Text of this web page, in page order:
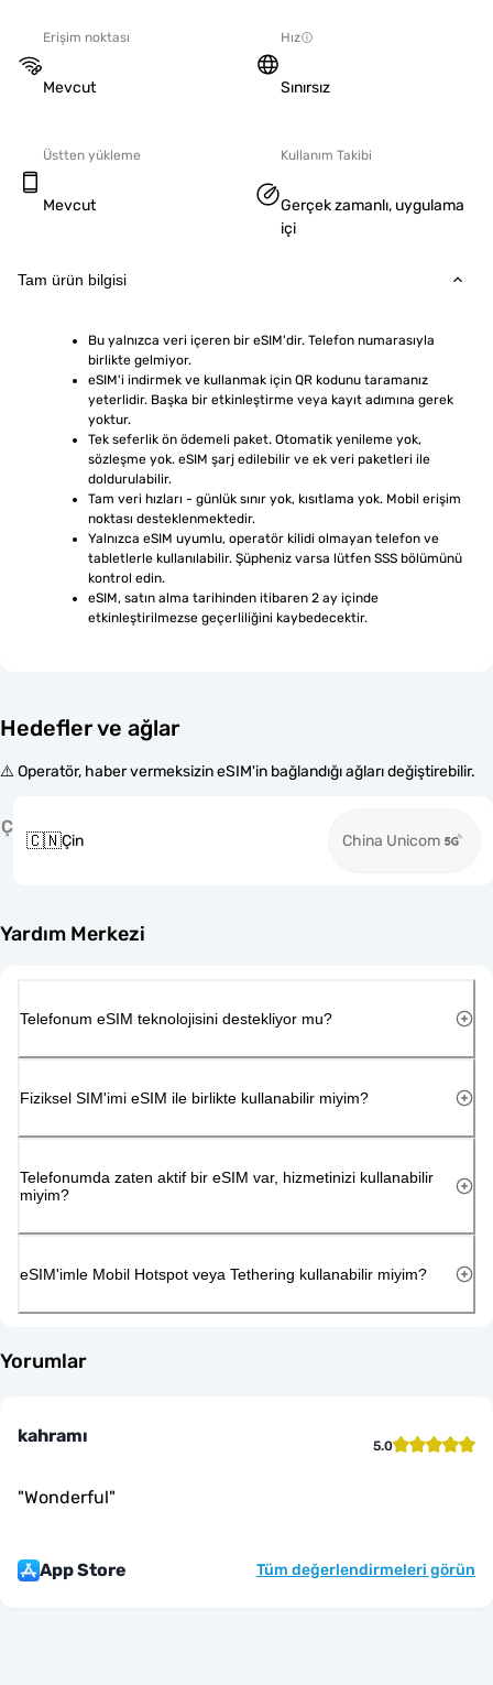
Erişim noktası
Mevcut
Hız
Sınırsız
Üstten yükleme
Mevcut
Kullanım Takibi
Gerçek zamanlı, uygulama
içi
Tam ürün bilgisi
Bu yalnızca veri içeren bir eSIM'dir. Telefon numarasıyla
birlikte gelmiyor.
eSIM'i indirmek ve kullanmak için QR kodunu taramanız
yeterlidir. Başka bir etkinleştirme veya kayıt adımına gerek
yoktur.
Tek seferlik ön ödemeli paket. Otomatik yenileme yok,
sözleşme yok. eSIM şarj edilebilir ve ek veri paketleri ile
doldurulabilir.
Tam veri hızları - günlük sınır yok, kısıtlama yok. Mobil erişim
noktası desteklenmektedir.
Yalnızca eSIM uyumlu, operatör kilidi olmayan telefon ve
tabletlerle kullanılabilir. Şüpheniz varsa lütfen SSS bölümünü
kontrol edin.
eSIM, satın alma tarihinden itibaren 2 ay içinde
etkinleştirilmezse geçerliliğini kaybedecektir.
Hedefler ve ağlar
⚠️ Operatör, haber vermeksizin eSIM'in bağlandığı ağları değiştirebilir.
Ç
🇨🇳Çin China Unicom
Yardım Merkezi
Telefonum eSIM teknolojisini destekliyor mu?
Fiziksel SIM'imi eSIM ile birlikte kullanabilir miyim?
Telefonumda zaten aktif bir eSIM var, hizmetinizi kullanabilir
miyim?
eSIM'imle Mobil Hotspot veya Tethering kullanabilir miyim?
Yorumlar
kahramı 5.0
"Wonderful"
App Store Tüm değerlendirmeleri görün